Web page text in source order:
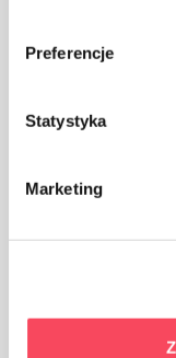
Preferencje
Statystyka
Marketing
Výrobek je